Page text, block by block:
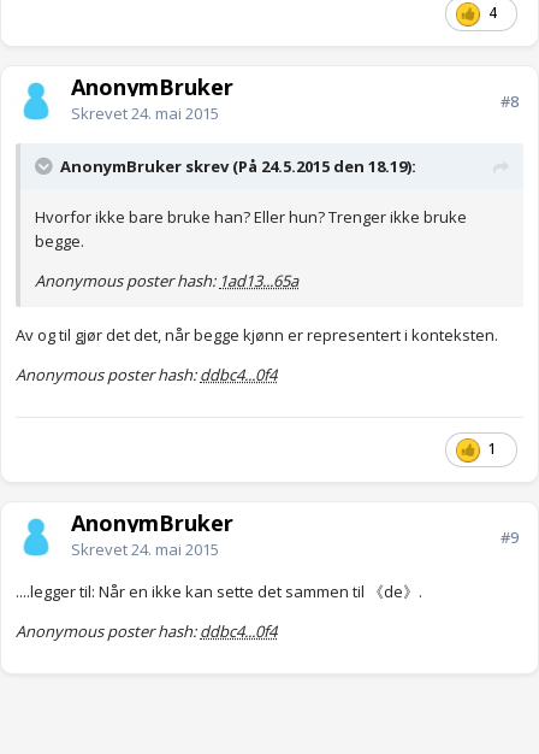
4
AnonymBruker
Skrevet24. mai 2015
#8
AnonymBruker skrev (På 24.5.2015 den 18.19):
Hvorfor ikke bare bruke han? Eller hun? Trenger ikke bruke
begge.
Anonymous poster hash: 1ad13...65a
Av og til gjør det det, når begge kjønn er representert i konteksten.
Anonymous poster hash:ddbc4...0f4
1
AnonymBruker
Skrevet24. mai 2015
#9
....legger til: Når en ikke kan sette det sammen til 《de》.
Anonymous poster hash:ddbc4...0f4